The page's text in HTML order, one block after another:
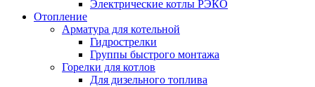
Электрические котлы РЭКО
Отопление
Арматура для котельной
Гидрострелки
Группы быстрого монтажа
Горелки для котлов
Для дизельного топлива